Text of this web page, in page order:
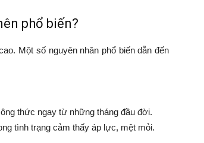
phổ biến?
Một số nguyên nhân phổ biến dẫn đến
thức ngay từ những tháng đầu đời.
tình trạng cảm thấy áp lực, mệt mỏi.